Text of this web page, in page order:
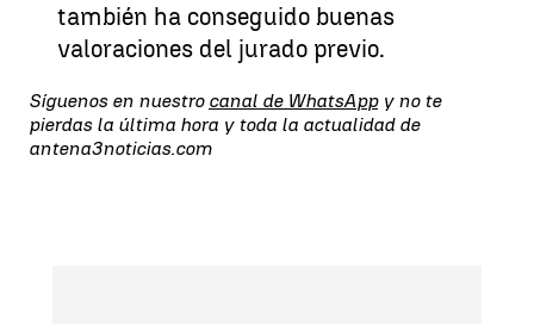
también ha conseguido buenas
valoraciones del jurado previo.
Síguenos en nuestro canal de WhatsAppy no te
pierdas la última hora y toda la actualidad de
antena3noticias.com